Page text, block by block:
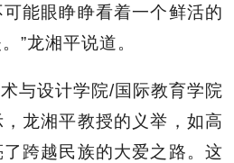
能眼睁睁看着一个鲜活的
”龙湘平说道。
与设计学院/国际教育学院
龙湘平教授的义举，如高
跨越民族的大爱之路。这